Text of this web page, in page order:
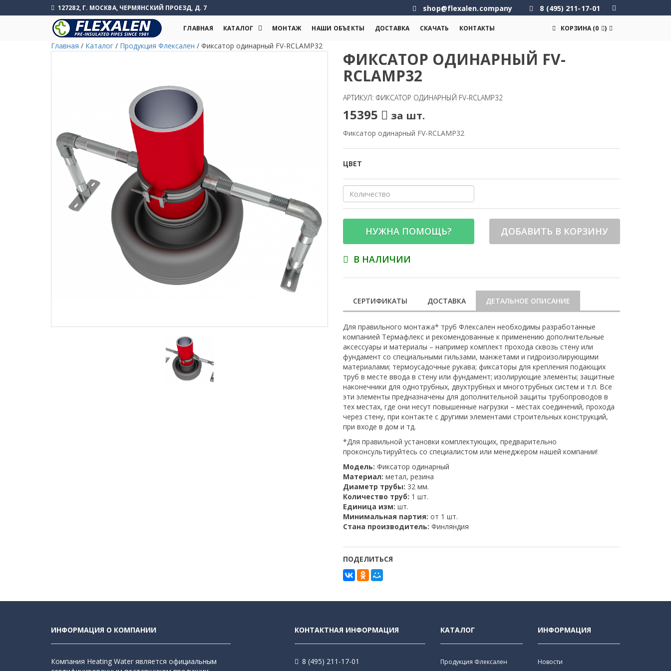
127282, Г. МОСКВА, ЧЕРМЯНСКИЙ ПРОЕЗД, Д. 7 shop@flexalen.company 8 (495) 211-17-01
ГЛАВНАЯ КАТАЛОГ МОНТАЖ НАШИ ОБЪЕКТЫ ДОСТАВКА СКАЧАТЬ КОНТАКТЫ КОРЗИНА (0 )
Главная / Каталог / Продукция Флексален / Фиксатор одинарный FV-RCLAMP32
ФИКСАТОР ОДИНАРНЫЙ FV-
RCLAMP32
АРТИКУЛ: ФИКСАТОР ОДИНАРНЫЙ FV-RCLAMP32
15395 за шт.
Фиксатор одинарный FV-RCLAMP32
ЦВЕТ
НУЖНА ПОМОЩЬ? ДОБАВИТЬ В КОРЗИНУ
В НАЛИЧИИ
СЕРТИФИКАТЫ ДОСТАВКА ДЕТАЛЬНОЕ ОПИСАНИЕ
Для правильного монтажа* труб Флексален необходимы разработанные
компанией Термафлекс и рекомендованные к применению дополнительные
аксессуары и материалы – например комплект прохода сквозь стену или
фундамент со специальными гильзами, манжетами и гидроизолирующими
материалами; термоусадочные рукава; фиксаторы для крепления подающих
труб в месте ввода в стену или фундамент; изолирующие элементы; защитные
наконечники для однотрубных, двухтрубных и многотрубных систем и т.п. Все
эти элементы предназначены для дополнительной защиты трубопроводов в
тех местах, где они несут повышенные нагрузки – местах соединений, прохода
через стену, при контакте с другими элементами строительных конструкций,
при входе в дом и тд.
*Для правильной установки комплектующих, предварительно
проконсультируйтесь со специалистом или менеджером нашей компании!
Модель: Фиксатор одинарный
Материал: метал, резина
Диаметр трубы: 32 мм.
Количество труб: 1 шт.
Единица изм: шт.
Минимальная партия: от 1 шт.
Стана производитель: Финляндия
ПОДЕЛИТЬСЯ
ИНФОРМАЦИЯ О КОМПАНИИ
Компания Heating Water является официальным
КОНТАКТНАЯ ИНФОРМАЦИЯ
8 (495) 211-17-01
КАТАЛОГ
Продукция Флексален
ИНФОРМАЦИЯ
Новости